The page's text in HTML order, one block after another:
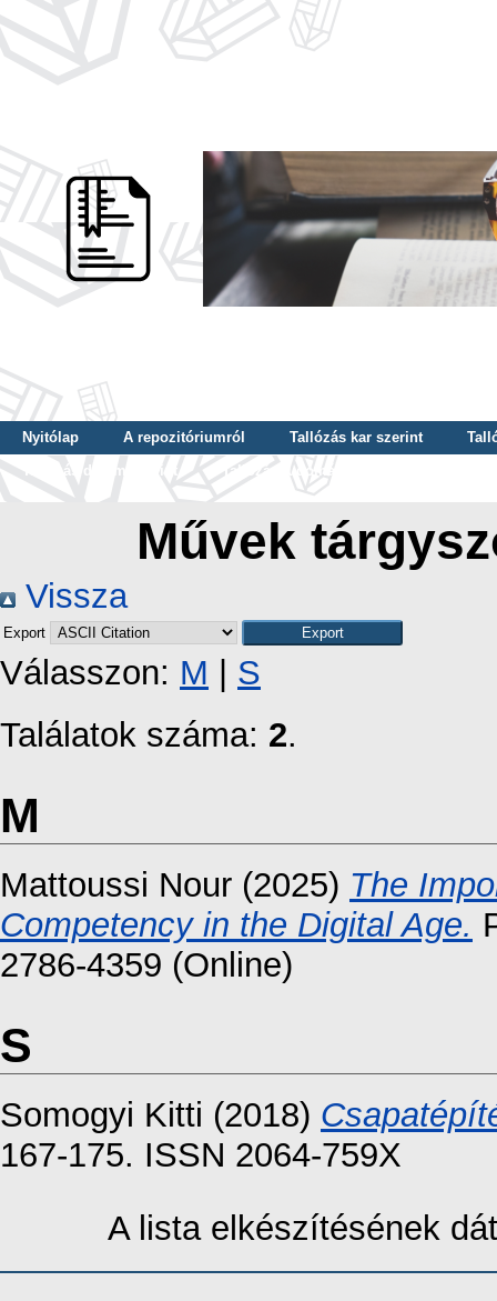
Nyitólap A repozitóriumról Tallózás kar szerint
Tallózás dátum szerint
Tallózás tudományterület szerint
Művek
Vissza
Export
Válasszon: M
S
Találatok száma: 2.
M
Mattoussi Nour (2025) The
Competency in the Digital Age.
2786-4359 (Online)
S
Somogyi Kitti (2018)
167-175. ISSN 2064-759X
A lista elkészítésének